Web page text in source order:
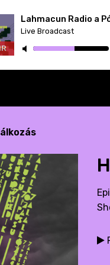
Lahmacun Radio a
Live Broadcast